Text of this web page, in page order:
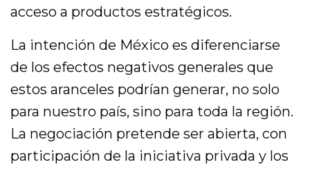
acceso a productos estratégicos.
La intención de México es diferenciarse
de los efectos negativos generales que
estos aranceles podrían generar, no solo
para nuestro país, sino para toda la región.
La negociación pretende ser abierta, con
participación de la iniciativa privada y los